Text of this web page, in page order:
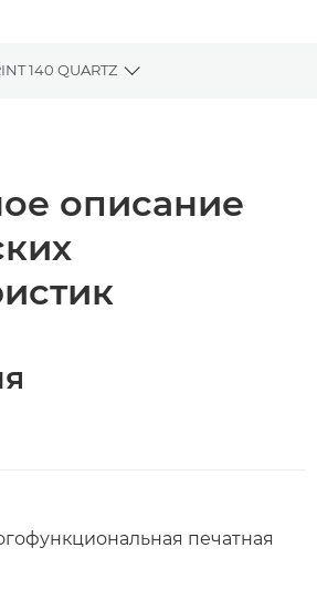
140 QUARTZ
Toggle breadcrumbs
описание
печатная